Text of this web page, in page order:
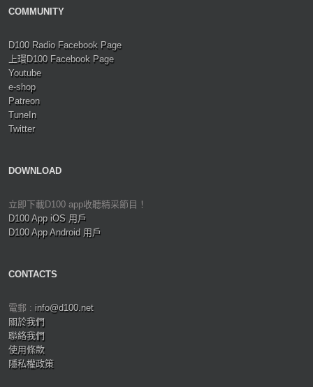
COMMUNITY
D100 Radio Facebook Page
上環D100 Facebook Page
Youtube
e-shop
Patreon
TuneIn
Twitter
DOWNLOAD
立即下載D100 app收聽精采節目！
D100 App iOS 用戶
D100 App Android 用戶
CONTACTS
電郵 : info@d100.net
關於我們
聯絡我們
使用條款
隱私權政策